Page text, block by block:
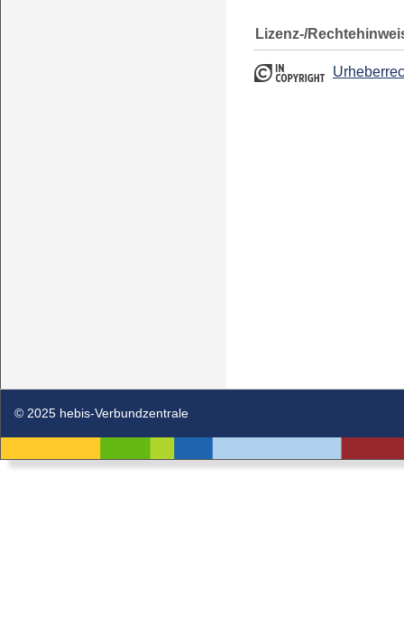
Lizenz-/
© 2025 hebis-Verbundzentrale